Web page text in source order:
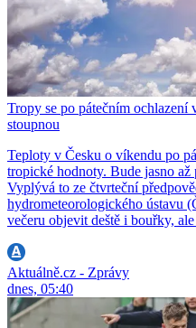
Tropy se po pátečním
stoupnou
Teploty v Česku o víkendu po
tropické hodnoty. Bude jasno až
Vyplývá to ze čtvrteční
hydrometeorologického ústavu
večeru objevit deště i bouřky,
Aktuálně.cz - Zprávy
dnes, 05:40